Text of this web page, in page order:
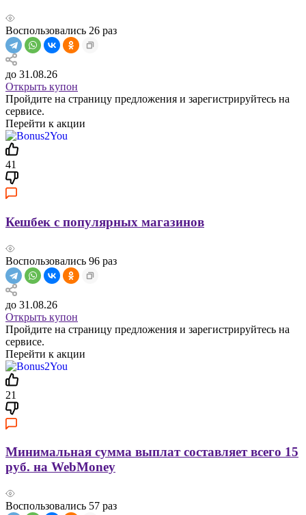
Воспользовались 26 раз
до 31.08.26
Открыть купон
Пройдите на страницу предложения и зарегистрируйтесь на
сервисе.
Перейти к акции
41
Кешбек с популярных магазинов
Воспользовались 96 раз
до 31.08.26
Открыть купон
Пройдите на страницу предложения и зарегистрируйтесь на
сервисе.
Перейти к акции
21
Минимальная сумма выплат составляет всего 15
руб. на WebMoney
Воспользовались 57 раз